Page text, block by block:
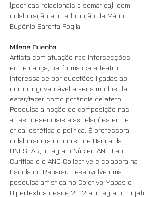
(poéticas relacionais e somática), com
colaboração e interlocução de Mário
Eugênio Saretta Poglia
Milene Duenha
Artista com atuação nas intersecções
entre dança, performance e teatro.
Interessa-se por questões ligadas ao
corpo ingovernável e seus modos de
estar/fazer como potência de afeto.
Pesquisa a noção de composição nas
artes presenciais e as relações entre
ética, estética e política. É professora
colaboradora no curso de Dança da
UNESPAR, integra o Núcleo AND Lab
Curitiba e o AND Collective e colabora na
Escola do Reparar. Desenvolve uma
pesquisa artística no Coletivo Mapas e
Hipertextos desde 2012 e integra o Projeto